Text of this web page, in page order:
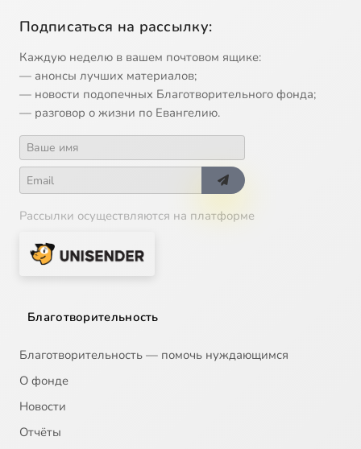
Подписаться на рассылку:
Каждую неделю в вашем почтовом ящике:
— анонсы лучших материалов;
— новости подопечных Благотворительного фонда;
— разговор о жизни по Евангелию.
Рассылки осуществляются на платформе
Благотворительность
Благотворительность — помочь нуждающимся
О фонде
Новости
Отчёты